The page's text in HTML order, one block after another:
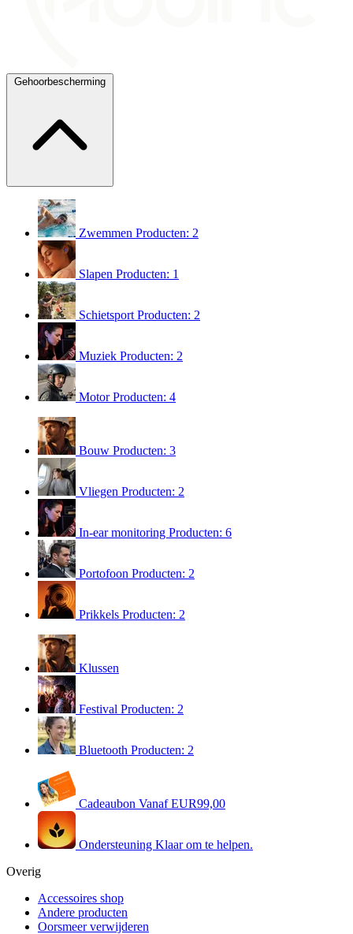
Gehoorbescherming
Zwemmen Producten: 2
Slapen Producten: 1
Schietsport Producten: 2
Muziek Producten: 2
MotorProducten: 4
Bouw Producten: 3
Vliegen Producten: 2
In-ear monitoring Producten: 6
Portofoon Producten: 2
Prikkels Producten: 2
Klussen
Festival Producten: 2
Bluetooth Producten: 2
Cadeaubon Vanaf EUR99,00
Ondersteuning Klaar om te helpen.
Overig
Accessoires shop
Andere producten
Oorsmeer verwijderen